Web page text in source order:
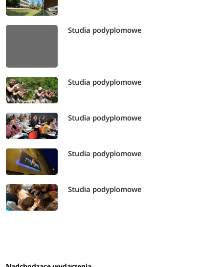
Studia podyplomowe
Studia podyplomowe
Studia podyplomowe
Studia podyplomowe
Studia podyplomowe